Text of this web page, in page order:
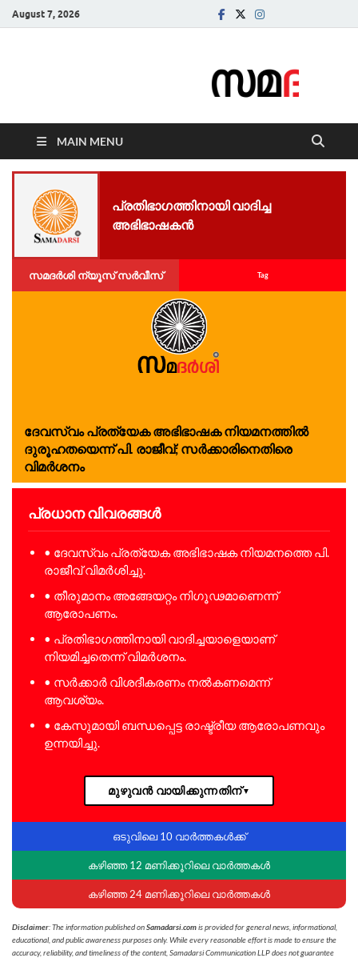
August 7, 2026
MAIN MENU
പ്രതിഭാഗത്തിനായി വാദിച്ച
അഭിഭാഷകൻ
സമദർശി ന്യൂസ് സർവീസ് Tag
ദേവസ്വം പ്രത്യേക അഭിഭാഷക നിയമനത്തിൽ
ദുരൂഹതയെന്ന് പി. രാജീവ്; സർക്കാരിനെതിരെ
വിമർശനം
പ്രധാന വിവരങ്ങൾ
• ദേവസ്വം പ്രത്യേക അഭിഭാഷക നിയമനത്തെ പി.
രാജീവ് വിമർശിച്ചു.
• തീരുമാനം അങ്ങേയറ്റം നിഗൂഢമാണെന്ന്
ആരോപണം.
• പ്രതിഭാഗത്തിനായി വാദിച്ചയാളെയാണ്
നിയമിച്ചതെന്ന് വിമർശനം.
• സർക്കാർ വിശദീകരണം നൽകണമെന്ന്
ആവശ്യം.
• കേസുമായി ബന്ധപ്പെട്ട രാഷ്ട്രീയ ആരോപണവും
ഉന്നയിച്ചു.
മുഴുവൻ വായിക്കുന്നതിന്▼
ഒടുവിലെ 10 വാർത്തകൾക്ക്
കഴിഞ്ഞ 12 മണിക്കൂറിലെ വാർത്തകൾ
കഴിഞ്ഞ 24 മണിക്കൂറിലെ വാർത്തകൾ
Disclaimer: The information published onSamadarsi.comis provided for general news, informational,
educational, and public awareness purposes only. While every reasonable effort is made to ensure the
accuracy, reliability, and timeliness of the content, Samadarsi Communication LLP does not guarantee